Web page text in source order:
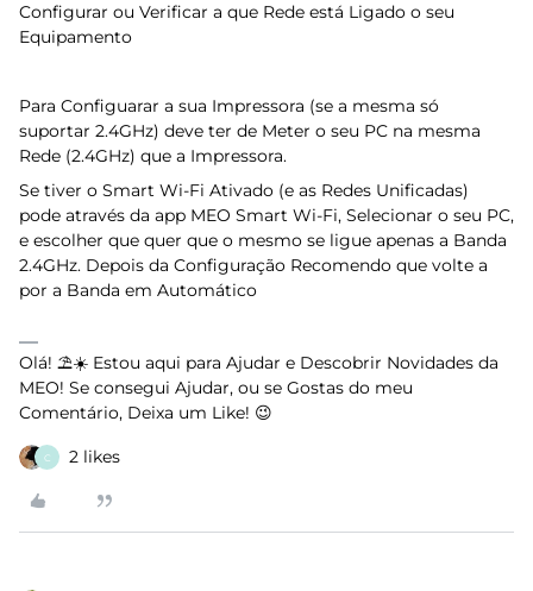
Configurar ou Verificar a que Rede está Ligado o seu
Equipamento
Para Configuarar a sua Impressora (se a mesma só
suportar 2.4GHz) deve ter de Meter o seu PC na mesma
Rede (2.4GHz) que a Impressora.
Se tiver o Smart Wi-Fi Ativado (e as Redes Unificadas)
pode através da app MEO Smart Wi-Fi, Selecionar o seu PC,
e escolher que quer que o mesmo se ligue apenas a Banda
2.4GHz. Depois da Configuração Recomendo que volte a
por a Banda em Automático
Olá! ⛱️☀️ Estou aqui para Ajudar e Descobrir Novidades da
MEO! Se consegui Ajudar, ou se Gostas do meu
Comentário, Deixa um Like! 😉
C 2 likes